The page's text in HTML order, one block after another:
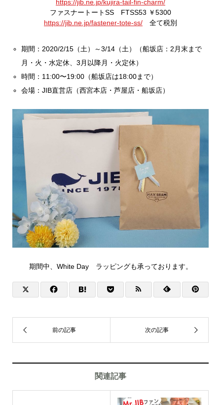
https://jib.ne.jp/kujira-tail-fin-charm/
ファスナートートSS FTSS53 ￥5300
https://jib.ne.jp/fastener-tote-ss/ 全て税別
期間：2020/2/15（土）～3/14（土）（船坂店：2月末まで
月・火・水定休、3月以降月・火定休）
時間：11:00〜19:00（船坂店は18:00まで）
会場：JIB直営店（西宮本店・芦屋店・船坂店）
期間中、White Day ラッピングも承っております。
関連記事